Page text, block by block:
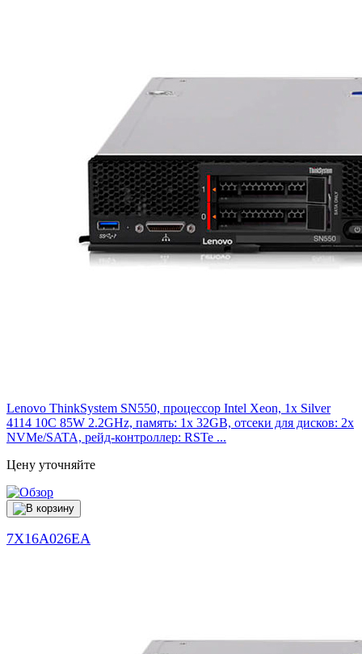
Lenovo ThinkSystem SN550, процессор Intel Xeon, 1x Silver
4114 10C 85W 2.2GHz, память: 1x 32GB, отсеки для дисков: 2x
NVMe/SATA, рейд-контроллер: RSTe ...
Цену уточняйте
7X16A026EA